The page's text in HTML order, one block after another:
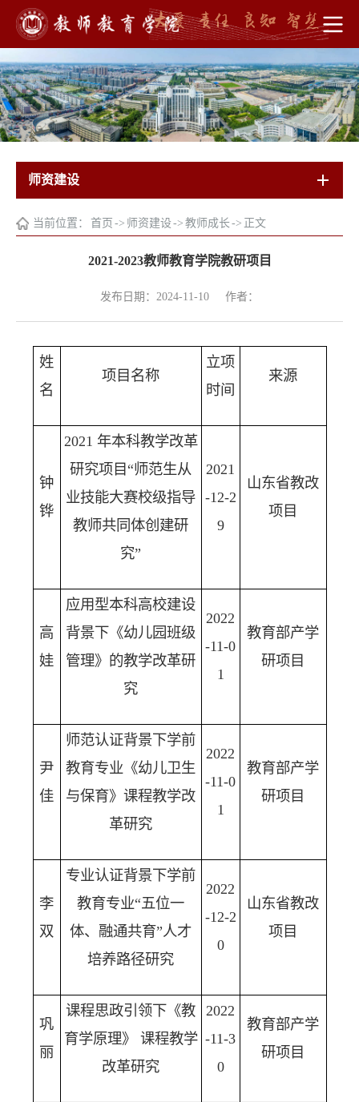
师资建设
当前位置： 首页 -> 师资建设-> 教师成长-> 正文
2021-2023教师教育学院教研项目
发布日期：2024-11-10 作者：
姓
名
项目名称
立项
时间
来源
钟
铧
2021 年本科教学改革
研究项目“师范生从
业技能大赛校级指导
教师共同体创建研
究”
2021
-12-2
9
山东省教改
项目
高
娃
应用型本科高校建设
背景下《幼儿园班级
管理》的教学改革研
究
2022
-11-0
1
教育部产学
研项目
尹
佳
师范认证背景下学前
教育专业《幼儿卫生
与保育》课程教学改
革研究
2022
-11-0
1
教育部产学
研项目
李
双
专业认证背景下学前
教育专业“五位一
体、融通共育”人才
培养路径研究
2022
-12-2
0
山东省教改
项目
巩
丽
课程思政引领下《教
育学原理》 课程教学
改革研究
2022
-11-3
0
教育部产学
研项目